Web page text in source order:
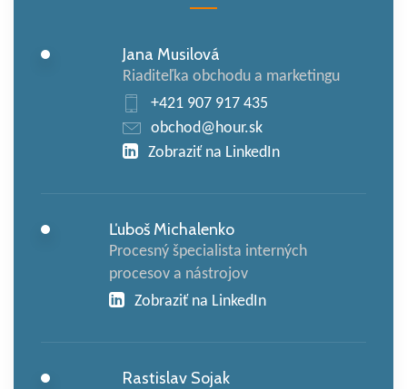
Jana Musilová
Riaditeľka obchodu a marketingu
+421 907 917 435
obchod@hour.sk
Zobraziť na LinkedIn
Ľuboš Michalenko
Procesný špecialista interných
procesov a nástrojov
Zobraziť na LinkedIn
Rastislav Sojak